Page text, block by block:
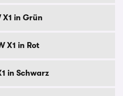
X1 in Grün
X1 in Rot
in Schwarz